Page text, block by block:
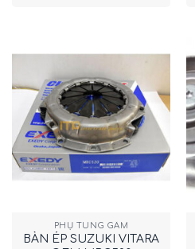
PHỤ TÙNG GẦM
BÀN ÉP SUZUKI VITARA